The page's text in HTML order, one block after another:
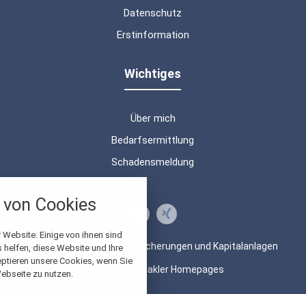
Datenschutz
Erstinformation
Wichtiges
Über mich
Bedarfsermittlung
Schadensmeldung
© 2026 Beratung von Versicherungen und Kapitalanlagen
Makler Homepages
Cookies
Einige von ihnen sind
diese Website und Ihre
unsere Cookies, wenn Sie
zu nutzen.
alle verwendeten Cookies und
zu blockieren.
Notwendig